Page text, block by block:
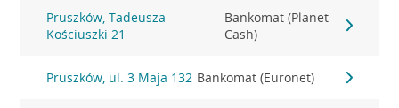
Pruszków, Tadeusza
Kościuszki 21
Bankomat (Planet
Cash)
Pruszków, ul. 3 Maja 132 Bankomat (Euronet)